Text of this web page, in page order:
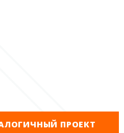
ПРОЕКТ